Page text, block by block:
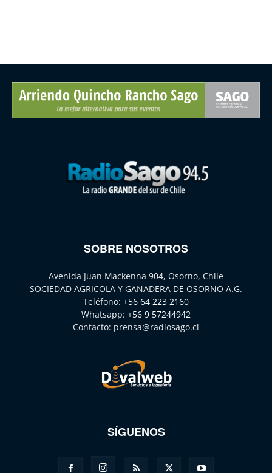
SOBRE NOSOTROS
Avenida Juan Mackenna 904, Osorno, Chile
SOCIEDAD AGRICOLA Y GANADERA DE OSORNO A.G.
Teléfono: +56 64 223 2160
Whatsapp: +56 9 57244942
Contacto: prensa@radiosago.cl
SÍGUENOS